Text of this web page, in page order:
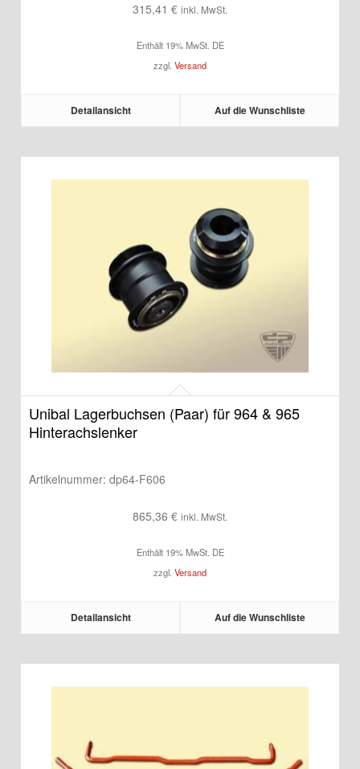
315,41 € inkl. MwSt.
Enthält 19% MwSt. DE
zzgl. Versand
Detailansicht Auf die Wunschliste
Unibal Lagerbuchsen (Paar) für 964 & 965
Hinterachslenker
Artikelnummer: dp64-F606
865,36 € inkl. MwSt.
Enthält 19% MwSt. DE
zzgl. Versand
Detailansicht Auf die Wunschliste